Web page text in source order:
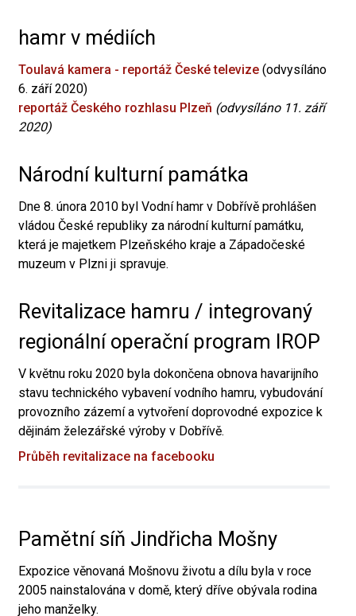
hamr v médiích
Toulavá kamera - reportáž České televize (odvysíláno
6. září 2020)
reportáž Českého rozhlasu Plzeň (odvysíláno 11. září
2020)
Národní kulturní památka
Dne 8. února 2010 byl Vodní hamr v Dobřívě prohlášen
vládou České republiky za národní kulturní památku,
která je majetkem Plzeňského kraje a Západočeské
muzeum v Plzni ji spravuje.
Revitalizace hamru / integrovaný
regionální operační program IROP
V květnu roku 2020 byla dokončena obnova havarijního
stavu technického vybavení vodního hamru, vybudování
provozního zázemí a vytvoření doprovodné expozice k
dějinám železářské výroby v Dobřívě.
Průběh revitalizace na facebooku
Pamětní síň Jindřicha Mošny
Expozice věnovaná Mošnovu životu a dílu byla v roce
2005 nainstalována v domě, který dříve obývala rodina
jeho manželky.